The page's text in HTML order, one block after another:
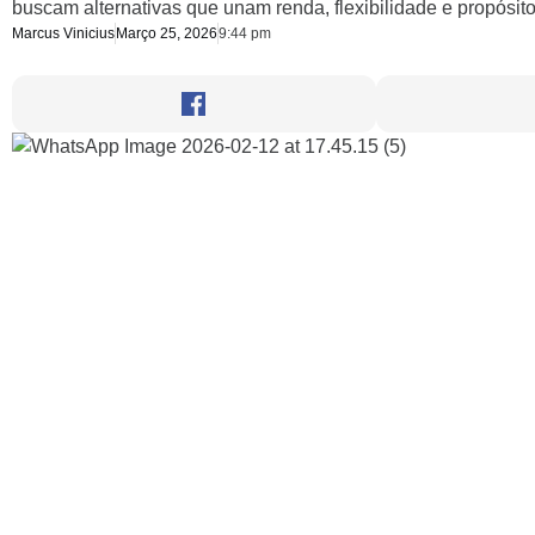
buscam alternativas que unam renda, flexibilidade e
Marcus Vinicius Março 25, 20269:44 pm